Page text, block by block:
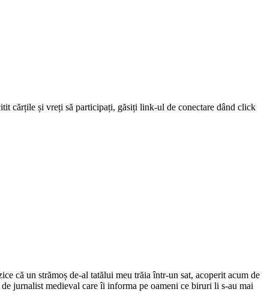
cărțile și vreți să participați, găsiți link-ul de conectare dând click
că un strămoș de-al tatălui meu trăia într-un sat, acoperit acum de
jurnalist medieval care îi informa pe oameni ce biruri li s-au mai